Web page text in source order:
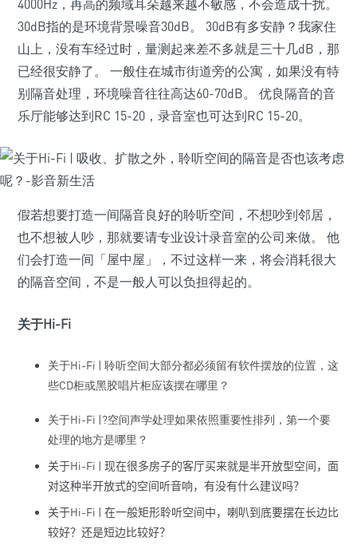
4000Hz，再高的频域耳朵越来越不敏感，不会造成干扰。
30dB指的是环境背景噪音30dB。 30dB有多安静？我家住
山上，没有车经过时，量测起来差不多就是三十几dB，那
已经很安静了。 一般住在城市街道旁的公寓，如果没有特
别隔音处理，环境噪音往往高达60-70dB。 优良隔音的音
乐厅能够达到RC 15-20，录音室也可达到RC 15-20。
假若想要打造一间隔音良好的聆听空间，不想吵到邻居，
也不想被人吵，那就要请专业设计录音室的公司来做。 他
们会打造一间「屋中屋」，不过这样一来，将会消耗很大
的隔音空间，不是一般人可以负担得起的。
关于Hi-Fi
关于Hi-Fi | 聆听空间大部分都必须留有软件摆放的位置，这
些CD柜或黑胶唱片柜应该摆在哪里？
关于Hi-Fi |?空间声学处理如果依照重要性排列，第一个要
处理的地方是哪里？
关于Hi-Fi | 现在很多房子的客厅买来就是半开放型空间，面
对这种半开放式的空间听音响，有没有什么建议吗？
关于Hi-Fi | 在一般矩形聆听空间中，喇叭到底要摆在长边比
较好？还是短边比较好？